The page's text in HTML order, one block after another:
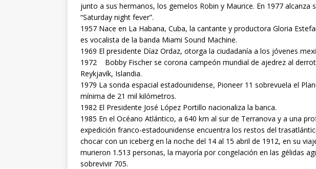
junto a sus hermanos, los gemelos Robin y Maurice. En 1977 alcanza
“Saturday night fever”.
1957 Nace en La Habana, Cuba, la cantante y productora Gloria
es vocalista de la banda Miami Sound Machine.
1969 El presidente Díaz Ordaz, otorga la ciudadanía a los jóvenes
1972 Bobby Fischer se corona campeón mundial de ajedrez al
Reykjavík, Islandia.
1979 La sonda espacial estadounidense, Pioneer 11 sobrevuela el
mínima de 21 mil kilómetros.
1982 El Presidente José López Portillo nacionaliza la banca.
1985 En el Océano Atlántico, a 640 km al sur de Terranova y a una
expedición franco-estadounidense encuentra los restos del
chocar con un iceberg en la noche del 14 al 15 abril de 1912, en su
murieron 1.513 personas, la mayoría por congelación en las gélidas
sobrevivir 705.